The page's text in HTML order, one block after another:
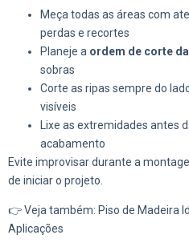
Meça todas as áreas com
perdas e recortes
Planeje a ordem de corte
sobras
Corte as ripas sempre do
visíveis
Lixe as extremidades antes
acabamento
Evite improvisar durante a
de iniciar o projeto.
👉 Veja também: Piso de Madeira
Aplicações